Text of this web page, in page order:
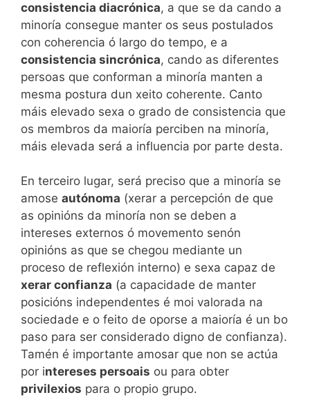
consistencia diacrónica, a que se da cando a
minoría consegue manter os seus postulados
con coherencia ó largo do tempo, e a
consistencia sincrónica, cando as diferentes
persoas que conforman a minoría manten a
mesma postura dun xeito coherente. Canto
máis elevado sexa o grado de consistencia que
os membros da maioría perciben na minoría,
máis elevada será a influencia por parte desta.
En terceiro lugar, será preciso que a minoría se
amose autónoma (xerar a percepción de que
as opinións da minoría non se deben a
intereses externos ó movemento senón
opinións as que se chegou mediante un
proceso de reflexión interno) e sexa capaz de
xerar confianza (a capacidade de manter
posicións independentes é moi valorada na
sociedade e o feito de oporse a maioría é un bo
paso para ser considerado digno de confianza).
Tamén é importante amosar que non se actúa
por intereses persoais ou para obter
privilexios para o propio grupo.